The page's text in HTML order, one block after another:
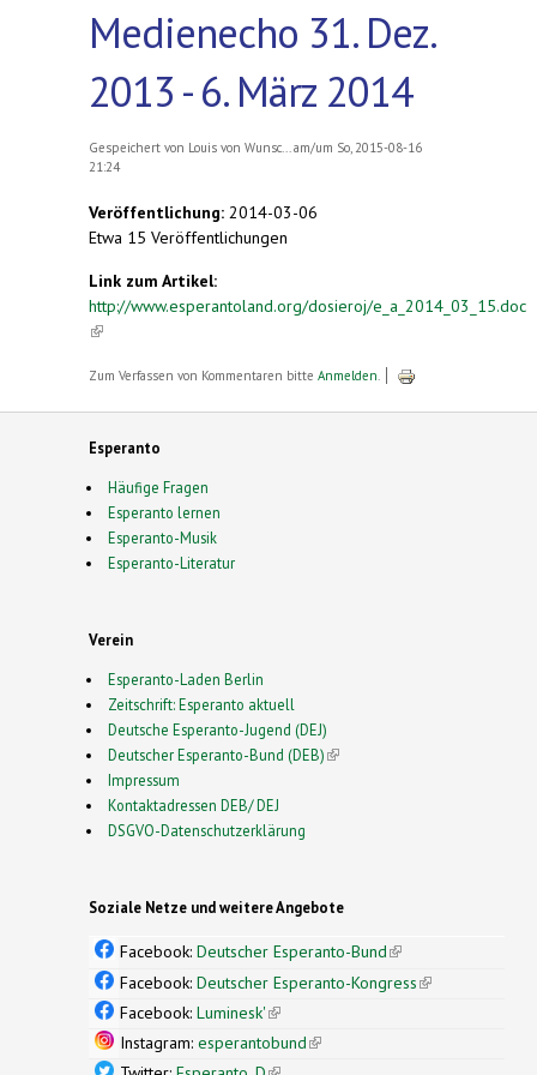
Medienecho 31. Dez.
2013 - 6. März 2014
Gespeichert von Louis von Wunsc...
am/um So, 2015-08-16
21:24
Veröffentlichung: 2014-03-06
Etwa 15 Veröffentlichungen
Link zum Artikel:
http://www.esperantoland.org/dosieroj/e_a_2014_03_15.doc
(link is external)
Zum Verfassen von Kommentaren bitte Anmelden
Esperanto
Häufige Fragen
Esperanto lernen
Esperanto-Musik
Esperanto-Literatur
Verein
Esperanto-Laden Berlin
Zeitschrift: Esperanto aktuell
Deutsche Esperanto-Jugend (DEJ)
Deutscher Esperanto-Bund (DEB)(link is external)
Impressum
Kontaktadressen DEB/ DEJ
DSGVO-Datenschutzerklärung
Soziale Netze und weitere Angebote
Facebook: Deutscher Esperanto-Bund(link is
external)
Facebook: Deutscher Esperanto-Kongress(link is
Facebook: Luminesk'(link is external)
Instagram: esperantobund(link is external)